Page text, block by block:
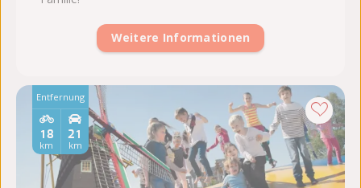
Entfernung
21
km
18
km
Weitere Informationen